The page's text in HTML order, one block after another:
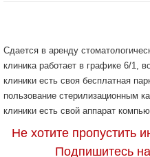
Сдается в аренду
клиника работает в графике 6/1,
клиники есть своя бесплатная
пользование стерилизационным
клиники есть свой аппарат
Не хотите пропустить
Подпишитесь